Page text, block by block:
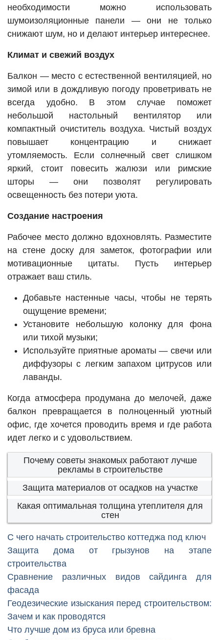
необходимости можно использовать
шумоизоляционные панели — они не только
снижают шум, но и делают интерьер интереснее.
Климат и свежий воздух
Балкон — место с естественной вентиляцией, но
зимой или в дождливую погоду проветривать не
всегда удобно. В этом случае поможет
небольшой настольный вентилятор или
компактный очиститель воздуха. Чистый воздух
повышает концентрацию и снижает
утомляемость. Если солнечный свет слишком
яркий, стоит повесить жалюзи или римские
шторы — они позволят регулировать
освещенность без потери уюта.
Создание настроения
Рабочее место должно вдохновлять. Разместите
на стене доску для заметок, фотографии или
мотивационные цитаты. Пусть интерьер
отражает ваш стиль.
Добавьте настенные часы, чтобы не терять
ощущение времени;
Установите небольшую колонку для фона
или тихой музыки;
Используйте приятные ароматы — свечи или
диффузоры с легким запахом цитрусов или
лаванды.
Когда атмосфера продумана до мелочей, даже
балкон превращается в полноценный уютный
офис, где хочется проводить время и где работа
идет легко и с удовольствием.
Почему советы знакомых работают лучше
рекламы в строительстве
Защита материалов от осадков на участке
Какая оптимальная толщина утеплителя для
стен
С чего начать строительство коттеджа под ключ
Защита дома от грызунов на этапе
строительства
Сравнение различных видов сайдинга для
фасада
Геодезические изыскания перед строительством:
Зачем и как проводятся
Что лучше дом из бруса или бревна